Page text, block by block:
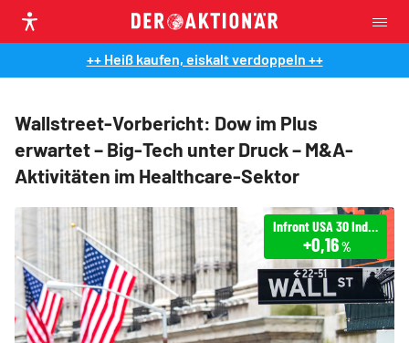
++ Heiß kaufen, eiskalt verdoppeln ++
Wallstreet-Vorbericht: Dow im Plus
erwartet – Big-Tech unter Druck – M&A-
Aktivitäten im Healthcare-Sektor
Infront USA 30 Industrial
+0,16%